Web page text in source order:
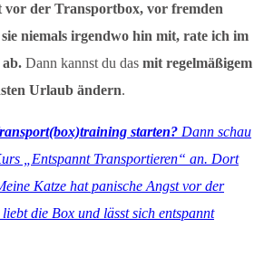
vor der Transportbox, vor fremden
niemals irgendwo hin mit, rate ich im
Dann kannst du das mit regelmäßigem
Urlaub ändern.
starten? Dann schau
„Entspannt Transportieren“ an. Dort
Katze hat panische Angst vor der
die Box und lässt sich entspannt